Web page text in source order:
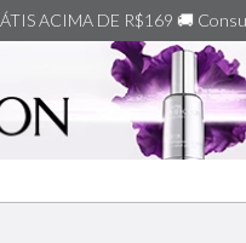
ACIMA DE R$169 🚚